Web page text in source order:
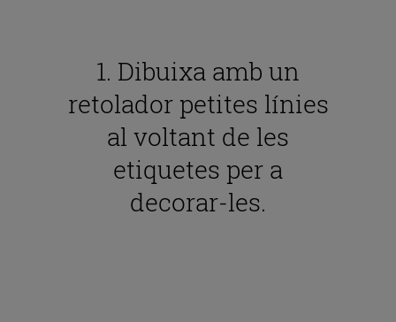
1. Dibuixa amb un
retolador petites línies
al voltant de les
etiquetes per a
decorar-les.